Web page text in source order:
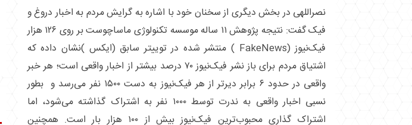
نصراللهی در بخش دیگری از سخنان خود با اشاره به گرایش مردم به اخبار دروغ و
فیک گفت: نتیجه پژوهش ۱۱ ساله موسسه تکنولوژی ماساچوست بر روی ۱۲۶ هزار
فیک‌نیوز (FakeNews ) منتشر شده در توییتر سابق (ایکس )نشان داده که
اشتیاق مردم برای باز نشر فیک‌نیوز ۷۰ درصد بیشتر از اخبار واقعی است؛ هر خبر
واقعی در حدود ۶ برابر دیرتر از هر فیک‌نیوز به دست ۱۵۰۰ نفر می‌رسد و بطور
نسبی اخبار واقعی به ندرت توسط ۱۰۰۰ نفر به اشتراک گذاشته می‌شود، اما
اشتراک گذاری محبوب‌ترین فیک‌نیوز بیش از ۱۰۰ هزار بار است. همچنین